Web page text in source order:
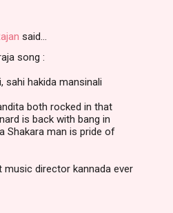
said…
song :
sahi hakida mansinali
both rocked in that
is back with bang in
Shakara man is pride of
music director kannada ever